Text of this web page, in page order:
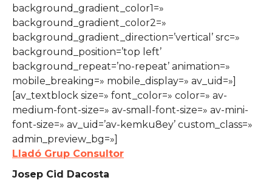
background_gradient_color1=»
background_gradient_color2=»
background_gradient_direction=’vertical’ src=»
background_position=’top left’
background_repeat=’no-repeat’ animation=»
mobile_breaking=» mobile_display=» av_uid=»]
[av_textblock size=» font_color=» color=» av-
medium-font-size=» av-small-font-size=» av-mini-
font-size=» av_uid=’av-kemku8ey’ custom_class=»
admin_preview_bg=»]
Lladó Grup Consultor
Josep Cid Dacosta